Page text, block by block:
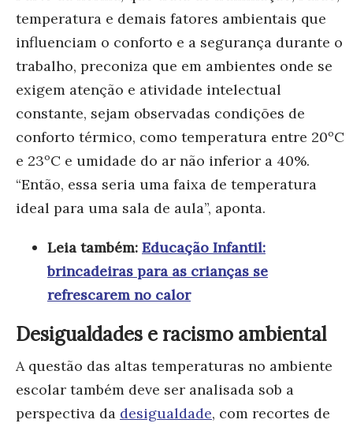
temperatura e demais fatores ambientais que
influenciam o conforto e a segurança durante o
trabalho, preconiza que em ambientes onde se
exigem atenção e atividade intelectual
constante, sejam observadas condições de
conforto térmico, como temperatura entre 20ºC
e 23ºC e umidade do ar não inferior a 40%.
“Então, essa seria uma faixa de temperatura
ideal para uma sala de aula”, aponta.
Leia também: Educação Infantil:
brincadeiras para as crianças se
refrescarem no calor
Desigualdades e racismo ambiental
A questão das altas temperaturas no ambiente
escolar também deve ser analisada sob a
perspectiva da desigualdade, com recortes de